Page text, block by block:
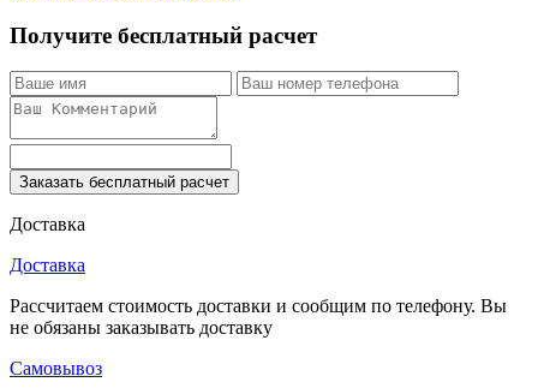
Получите бесплатный расчет
Заказать бесплатный расчет
Доставка
Доставка
Рассчитаем стоимость доставки и сообщим по телефону. Вы
не обязаны заказывать доставку
Самовывоз